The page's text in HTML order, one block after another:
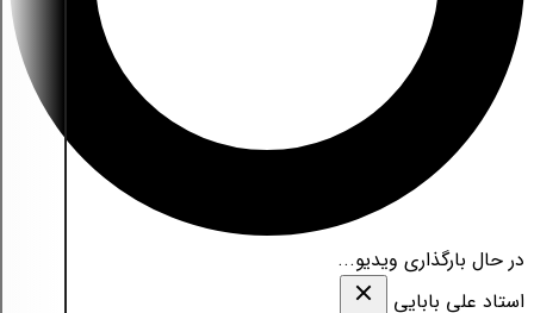
در حال بارگذاری ویدیو...
استاد علی بابایی